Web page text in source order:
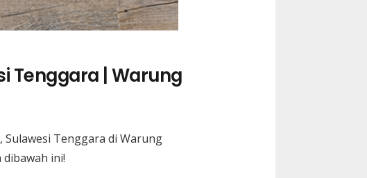
Tenggara | Warung
Sulawesi Tenggara di Warung
dibawah ini!